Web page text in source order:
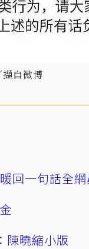
自微博
回一句話全網
曉縮小版